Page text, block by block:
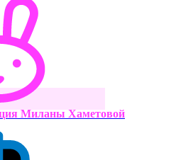
Миланы Хаметовой